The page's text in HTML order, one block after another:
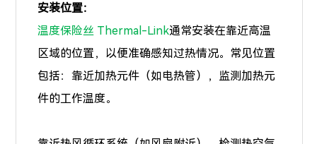
安装位置：
温度保险丝 Thermal-Link通常安装在靠近高温
区域的位置，以便准确感知过热情况。常见位置
包括：靠近加热元件（如电热管），监测加热元
件的工作温度。